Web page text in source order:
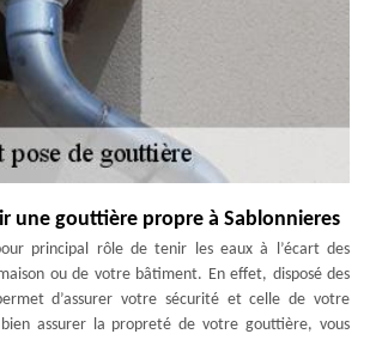
une gouttière propre à Sablonnieres
principal rôle de tenir les eaux à l’écart des
ou de votre bâtiment. En effet, disposé des
d’assurer votre sécurité et celle de votre
assurer la propreté de votre gouttière, vous